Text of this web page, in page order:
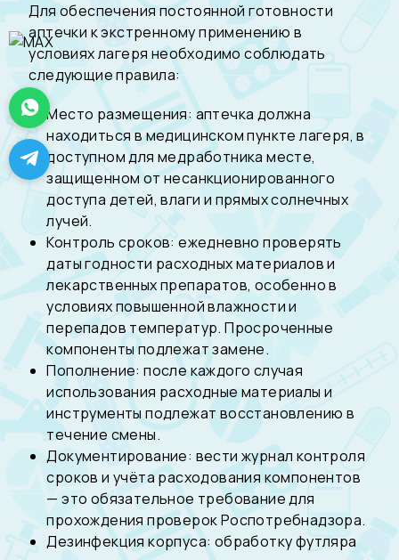
Для обеспечения постоянной готовности
аптечки к экстренному применению в
условиях лагеря необходимо соблюдать
следующие правила:
Место размещения: аптечка должна
находиться в медицинском пункте лагеря, в
доступном для медработника месте,
защищенном от несанкционированного
доступа детей, влаги и прямых солнечных
лучей.
Контроль сроков: ежедневно проверять
даты годности расходных материалов и
лекарственных препаратов, особенно в
условиях повышенной влажности и
перепадов температур. Просроченные
компоненты подлежат замене.
Пополнение: после каждого случая
использования расходные материалы и
инструменты подлежат восстановлению в
течение смены.
Документирование: вести журнал контроля
сроков и учёта расходования компонентов
— это обязательное требование для
прохождения проверок Роспотребнадзора.
Дезинфекция корпуса: обработку футляра